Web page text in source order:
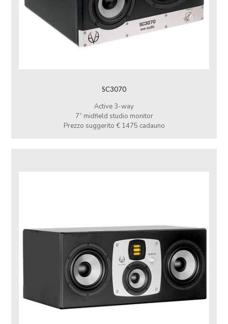
SC3070
Active 3-way
7” midfield studio monitor
Prezzo suggerito € 1475 cadauno